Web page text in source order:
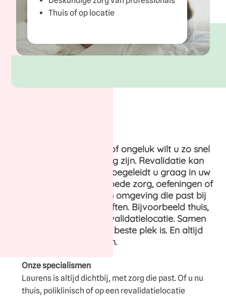
Thuis of op locatie
Na een operatie, ziekte of ongeluk wilt u zo snel
mogelijk weer zelfstandig zijn. Revalidatie kan
daarbij helpen. Laurens begeleidt u graag in uw
weg naar herstel. Met goede zorg, oefeningen of
therapie op maat. In een omgeving die past bij
uw zorgvraag en behoeften. Bijvoorbeeld thuis,
poliklinisch of op een revalidatielocatie. Samen
kijken we wat voor u de beste plek is. En altijd
samen met uw dierbaren.
Onze specialismen
Laurens is altijd dichtbij, met zorg die past. Of u nu
thuis, poliklinisch of op een revalidatielocatie